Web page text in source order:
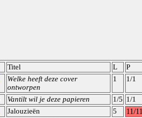
Titel L P
Welke heeft deze cover
ontworpen
1 1/1
Vantilt wil je deze papieren 1/5 1/1
Jalouzieën 5 11/11